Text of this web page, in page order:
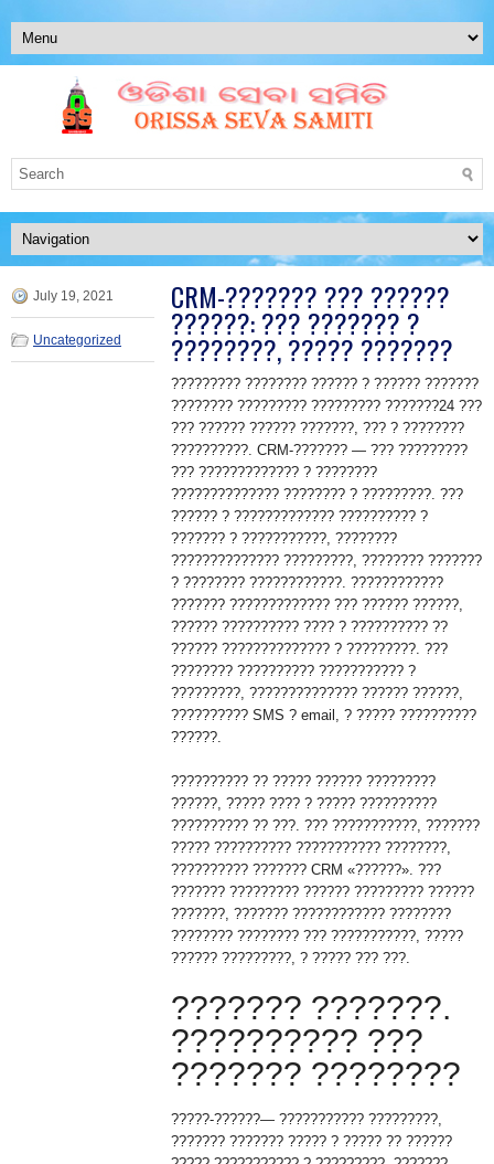
July 19, 2021
Uncategorized
CRM-??????? ??? ??????
??????: ??? ??????? ?
????????, ????? ???????
????????? ???????? ?????? ? ?????? ???????
???????? ????????? ????????? ???????24 ???
??? ?????? ?????? ???????, ??? ? ????????
??????????. CRM-??????? — ??? ?????????
??? ????????????? ? ????????
?????????????? ???????? ? ?????????. ???
?????? ? ????????????? ?????????? ?
??????? ? ???????????, ????????
?????????????? ?????????, ???????? ???????
? ???????? ????????????. ????????????
??????? ????????????? ??? ?????? ??????,
?????? ?????????? ???? ? ?????????? ??
?????? ?????????????? ? ?????????. ???
???????? ?????????? ??????????? ?
?????????, ?????????????? ?????? ??????,
?????????? SMS ? email, ? ????? ??????????
??????.
?????????? ?? ????? ?????? ?????????
??????, ????? ???? ? ????? ??????????
?????????? ?? ???. ??? ???????????, ???????
????? ?????????? ??????????? ????????,
?????????? ??????? CRM «??????». ???
??????? ????????? ?????? ????????? ??????
???????, ??????? ???????????? ????????
???????? ???????? ??? ???????????, ?????
?????? ?????????, ? ????? ??? ???.
??????? ???????.
?????????? ???
??????? ????????
?????-??????— ??????????? ?????????,
??????? ??????? ????? ? ????? ?? ??????